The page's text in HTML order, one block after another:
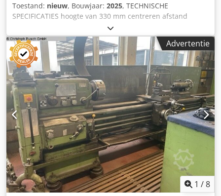
Toestand: nieuw, Bouwjaar: 2025, TECHNISCHE
SPECIFICATIES hoogte van 330 mm centreren afstand
tussen de centers Spindel boring 103 mm Swing over bed
660 mm Swing in de kloof 840 mm Swing over
schuifregelaar 420 Snelheid variëren 36-1600 rpm (12
stappen) Chedpfx Aodzzw Ushrja Spindel neus ISO 702 / II
No. 8 Variëren van longitudinale feeds 0.063 - 2,52 mm /
rev (65 stappen) Variëren van diervoeders tarieven 0.027 -
1.07 mm / rev (65 stappen) Metrische draden 1-14 mm (22
stappen) Inch draad 28-2 snelheid / inch (25 stappen)
Module draad 0,5 - 7 mm (18 stappen) Diametrical draad
56-4 DP (24 stappen) Quill diameter 75 mm Pinolenweg 150
mm Quill houder Morse conus 5 Motor vermogen 11 kW
gewicht 3.050,00 kg Afmetingen 3135 x 1050 x 1450 mm
Advertentie
1 /8